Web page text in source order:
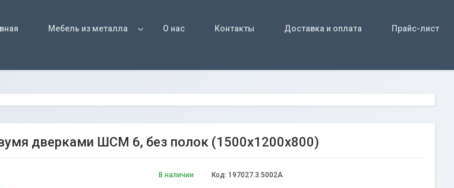
Мебель из металла О нас Контакты Доставка и оплата Прайс-лист
дверками ШСМ 6, без полок (1500х1200х800)
В наличии Код: 197027.3.5002A